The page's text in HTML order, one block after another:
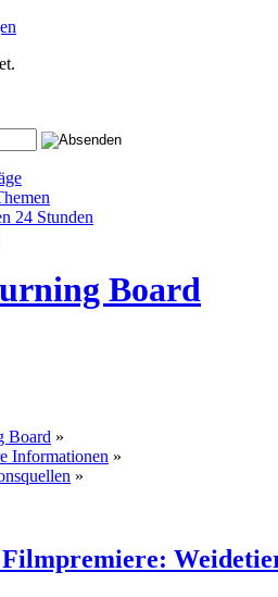
24 Stunden
Board
Board »
Informationen »
»